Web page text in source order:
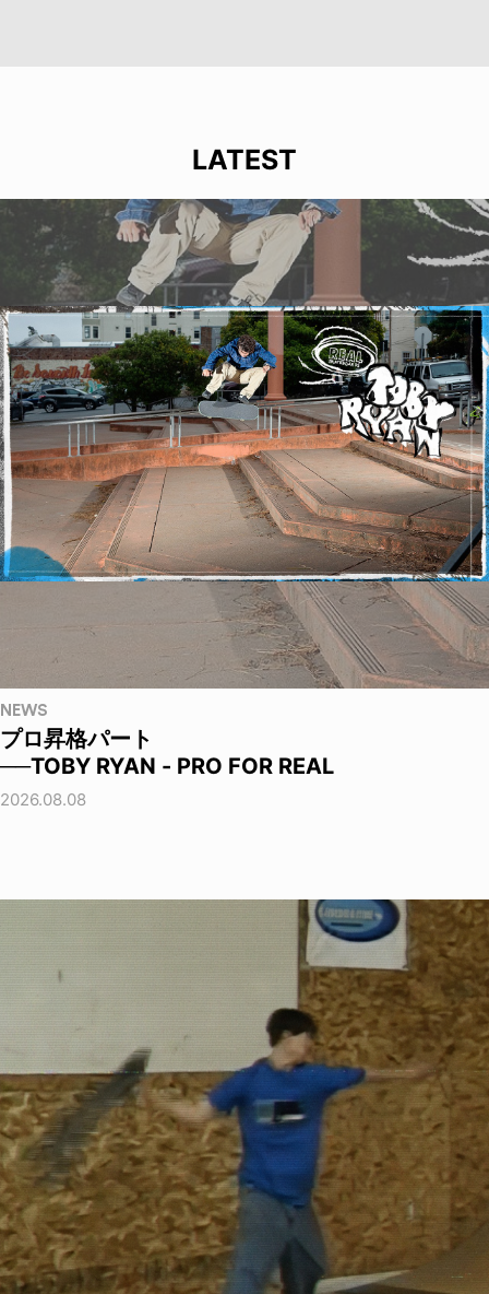
LATEST
NEWS
プロ昇格パート
──TOBY RYAN - PRO FOR REAL
2026.08.08